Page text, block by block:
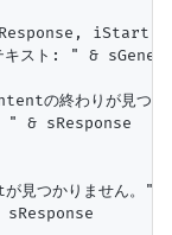
iStart,
スト: " &
の終わりが見つか
" & sResponse
つかりません。"
sResponse